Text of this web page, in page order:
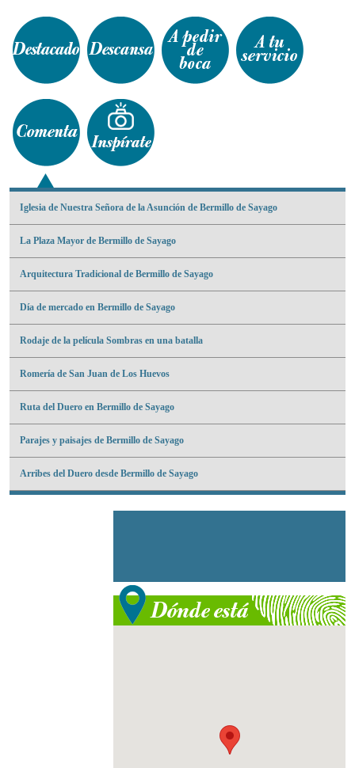
Iglesia de Nuestra Señora de la Asunción de Bermillo de Sayago
La Plaza Mayor de Bermillo de Sayago
Arquitectura Tradicional de Bermillo de Sayago
Día de mercado en Bermillo de Sayago
Rodaje de la película Sombras en una batalla
Romería de San Juan de Los Huevos
Ruta del Duero en Bermillo de Sayago
Parajes y paisajes de Bermillo de Sayago
Arribes del Duero desde Bermillo de Sayago